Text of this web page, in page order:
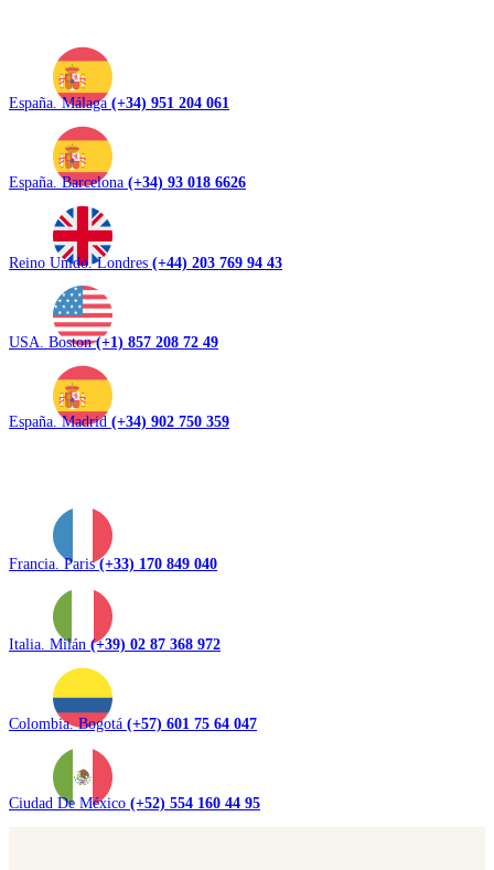
España. Málaga (+34) 951 204 061
España. Barcelona (+34) 93 018 6626
Reino Unido. Londres (+44) 203 769 94 43
USA. Boston(+1) 857 208 72 49
España. Madrid (+34) 902 750 359
Francia. Paris(+33) 170 849 040
Italia. Milán (+39) 02 87 368 972
Colombia. Bogotá (+57) 601 75 64 047
Ciudad De México (+52) 554 160 44 95